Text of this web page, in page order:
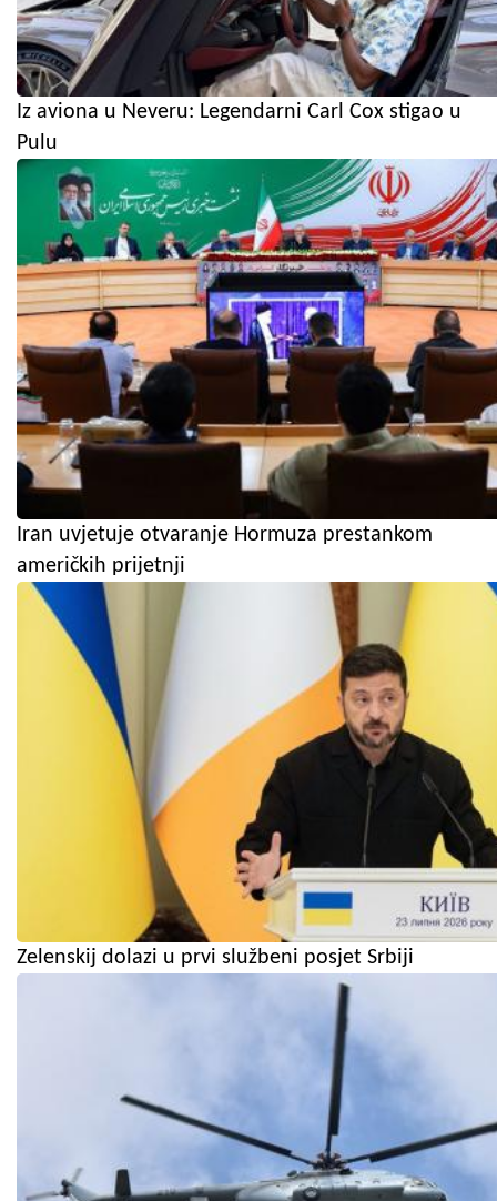
Iz aviona u Neveru: Legendarni Carl Cox stigao u
Pulu
Iran uvjetuje otvaranje Hormuza prestankom
američkih prijetnji
Zelenskij dolazi u prvi službeni posjet Srbiji